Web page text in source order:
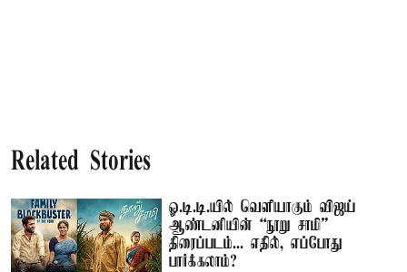
Related Stories
ஓ.டி.டி.யில் வெளியாகும் விஜய்
ஆண்டனியின் “நூறு சாமி”
திரைப்படம்... எதில், எப்போது
பார்க்கலாம்?